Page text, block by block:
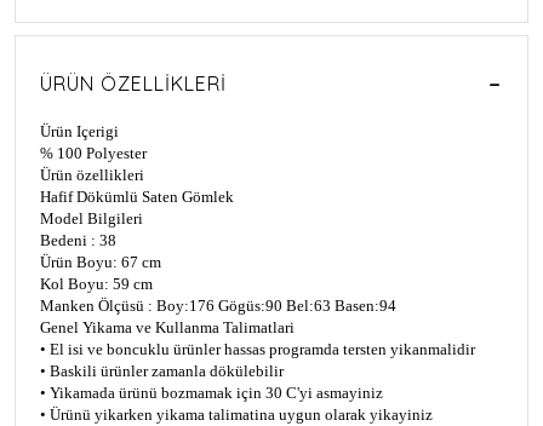
ÜRÜN ÖZELLIKLERI
Ürün Içerigi
% 100 Polyester
Ürün özellikleri
Hafif Dökümlü Saten Gömlek
Model Bilgileri
Bedeni : 38
Ürün Boyu: 67 cm
Kol Boyu: 59 cm
Manken Ölçüsü : Boy:176 Gögüs:90 Bel:63 Basen:94
Genel Yikama ve Kullanma Talimatlari
• El isi ve boncuklu ürünler hassas programda tersten yikanmalidir
• Baskili ürünler zamanla dökülebilir
• Yikamada ürünü bozmamak için 30 C'yi asmayiniz
• Ürünü yikarken yikama talimatina uygun olarak yikayiniz